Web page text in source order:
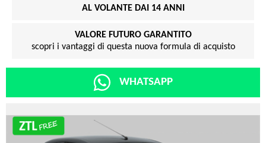
AL VOLANTE DAI 14 ANNI
VALORE FUTURO GARANTITO
scopri i vantaggi di questa nuova formula di acquisto
WHATSAPP